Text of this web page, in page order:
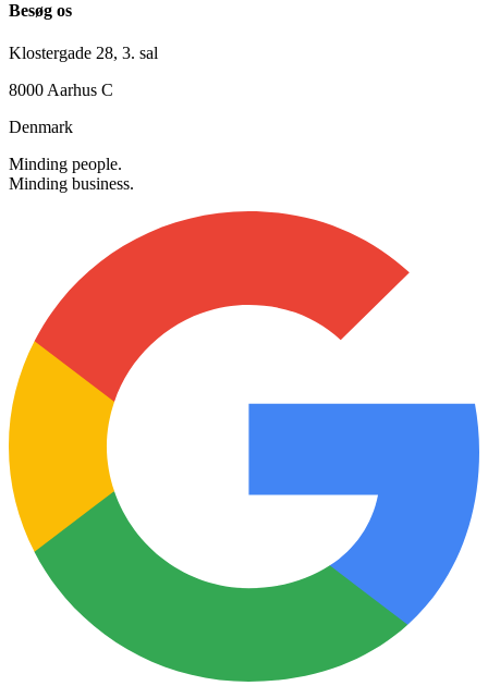
Besøg os
Klostergade 28, 3. sal
8000 Aarhus C
Denmark
Minding people.
Minding business.